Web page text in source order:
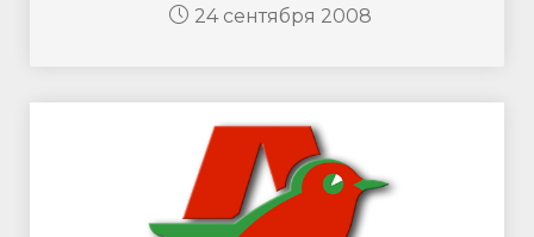
24 сентября 2008